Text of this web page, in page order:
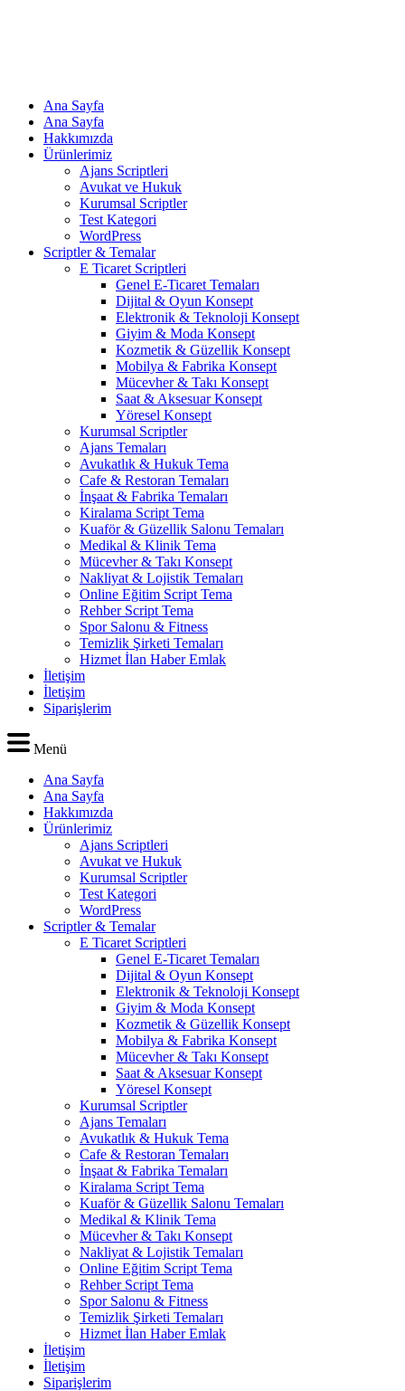
Ana Sayfa
Ana Sayfa
Hakkımızda
Ürünlerimiz
Ajans Scriptleri
Avukat ve Hukuk
Kurumsal Scriptler
Test Kategori
WordPress
Scriptler & Temalar
E Ticaret Scriptleri
Genel E-Ticaret Temaları
Dijital & Oyun Konsept
Elektronik & Teknoloji Konsept
Giyim & Moda Konsept
Kozmetik & Güzellik Konsept
Mobilya & Fabrika Konsept
Mücevher & Takı Konsept
Saat & Aksesuar Konsept
Yöresel Konsept
Kurumsal Scriptler
Ajans Temaları
Avukatlık & Hukuk Tema
Cafe & Restoran Temaları
İnşaat & Fabrika Temaları
Kiralama Script Tema
Kuaför & Güzellik Salonu Temaları
Medikal & Klinik Tema
Mücevher & Takı Konsept
Nakliyat & Lojistik Temaları
Online Eğitim Script Tema
Rehber Script Tema
Spor Salonu & Fitness
Temizlik Şirketi Temaları
Hizmet İlan Haber Emlak
İletişim
İletişim
Siparişlerim
Menü
Ana Sayfa
Ana Sayfa
Hakkımızda
Ürünlerimiz
Ajans Scriptleri
Avukat ve Hukuk
Kurumsal Scriptler
Test Kategori
WordPress
Scriptler & Temalar
E Ticaret Scriptleri
Genel E-Ticaret Temaları
Dijital & Oyun Konsept
Elektronik & Teknoloji Konsept
Giyim & Moda Konsept
Kozmetik & Güzellik Konsept
Mobilya & Fabrika Konsept
Mücevher & Takı Konsept
Saat & Aksesuar Konsept
Yöresel Konsept
Kurumsal Scriptler
Ajans Temaları
Avukatlık & Hukuk Tema
Cafe & Restoran Temaları
İnşaat & Fabrika Temaları
Kiralama Script Tema
Kuaför & Güzellik Salonu Temaları
Medikal & Klinik Tema
Mücevher & Takı Konsept
Nakliyat & Lojistik Temaları
Online Eğitim Script Tema
Rehber Script Tema
Spor Salonu & Fitness
Temizlik Şirketi Temaları
Hizmet İlan Haber Emlak
İletişim
İletişim
Siparişlerim